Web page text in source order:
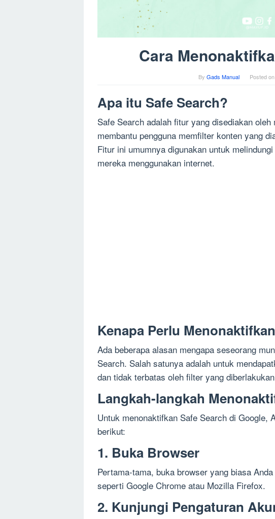
Cara
By Gads Manual Posted on
Apa itu Safe Search?
Safe Search adalah fitur yang disediakan
membantu pengguna memfilter konten yang
Fitur ini umumnya digunakan untuk
mereka menggunakan internet.
Kenapa Perlu
Ada beberapa alasan mengapa seseorang
Search. Salah satunya adalah untuk
dan tidak terbatas oleh filter yang
Langkah-langkah
Untuk menonaktifkan Safe Search di Google,
berikut:
1. Buka Browser
Pertama-tama, buka browser yang biasa
seperti Google Chrome atau Mozilla Firefox.
2. Kunjungi Pengaturan